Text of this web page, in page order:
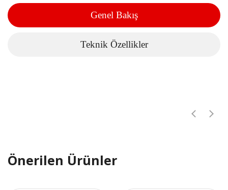
Genel Bakış
Teknik Özellikler
Önerilen Ürünler